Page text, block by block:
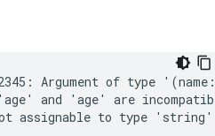
Argument of type
and 'age' are
assignable to type